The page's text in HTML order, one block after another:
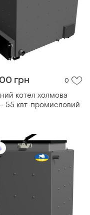
грн 0
котел холмова
55 квт. промисловий